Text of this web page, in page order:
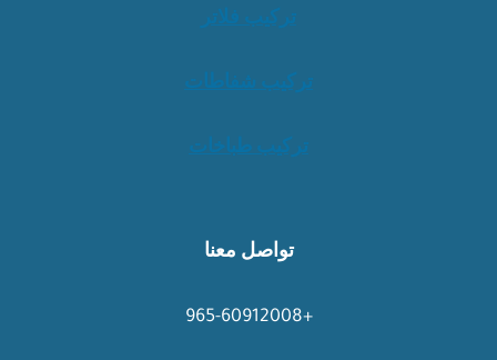
تركيب فلاتر
تركيب شفاطات
تركيب طباخات
تواصل معنا
+965-60912008